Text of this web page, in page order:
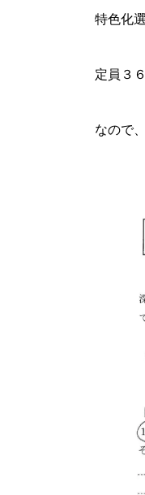
特色化
定員３
なので